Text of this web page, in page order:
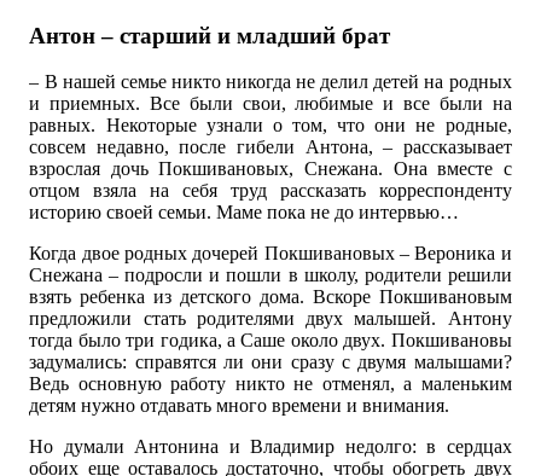
Антон – старший и младший брат
– В нашей семье никто никогда не делил детей на родных
и приемных. Все были свои, любимые и все были на
равных. Некоторые узнали о том, что они не родные,
совсем недавно, после гибели Антона, – рассказывает
взрослая дочь Покшивановых, Снежана. Она вместе с
отцом взяла на себя труд рассказать корреспонденту
историю своей семьи. Маме пока не до интервью…
Когда двое родных дочерей Покшивановых – Вероника и
Снежана – подросли и пошли в школу, родители решили
взять ребенка из детского дома. Вскоре Покшивановым
предложили стать родителями двух малышей. Антону
тогда было три годика, а Саше около двух. Покшивановы
задумались: справятся ли они сразу с двумя малышами?
Ведь основную работу никто не отменял, а маленьким
детям нужно отдавать много времени и внимания.
Но думали Антонина и Владимир недолго: в сердцах
обоих еще оставалось достаточно, чтобы обогреть двух